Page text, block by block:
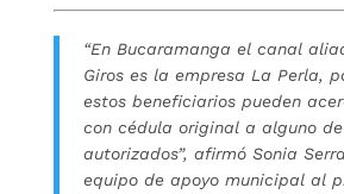
“En Bucaramanga el canal
Giros es la empresa La Perla,
estos beneficiarios pueden
con cédula original a alguno
autorizados”, afirmó Sonia
equipo de apoyo municipal al